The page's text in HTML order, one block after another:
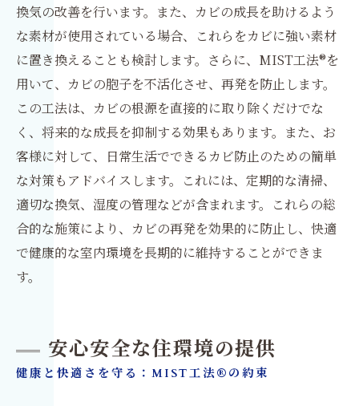
換気の改善を行います。また、カビの成長を助けるよう
な素材が使用されている場合、これらをカビに強い素材
に置き換えることも検討します。さらに、MIST工法®を
用いて、カビの胞子を不活化させ、再発を防止します。
この工法は、カビの根源を直接的に取り除くだけでな
く、将来的な成長を抑制する効果もあります。また、お
客様に対して、日常生活でできるカビ防止のための簡単
な対策もアドバイスします。これには、定期的な清掃、
適切な換気、湿度の管理などが含まれます。これらの総
合的な施策により、カビの再発を効果的に防止し、快適
で健康的な室内環境を長期的に維持することができま
す。
安心安全な住環境の提供
健康と快適さを守る：MIST工法®の約束